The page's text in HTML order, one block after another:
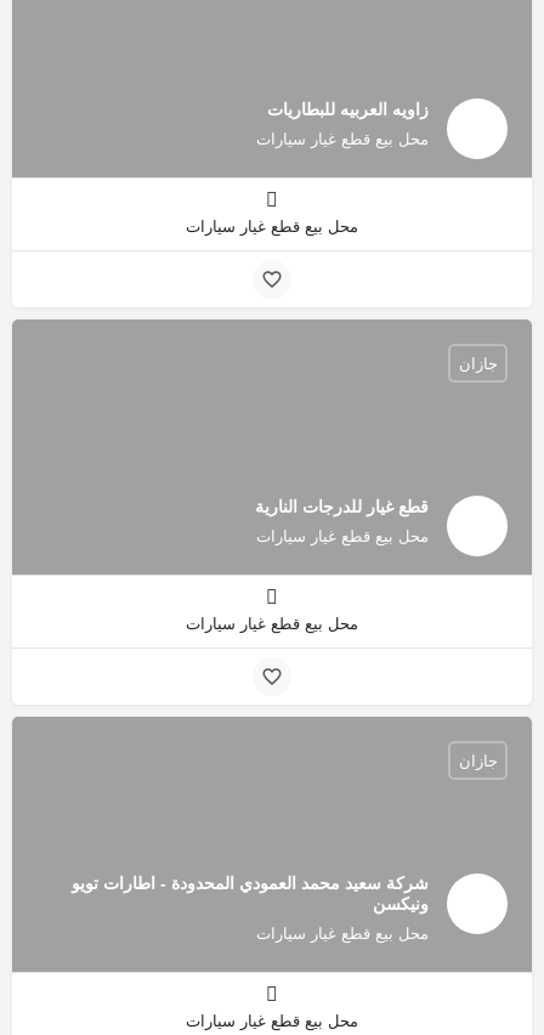
زاويه العربيه للبطاريات
محل بيع قطع غيار سيارات
محل بيع قطع غيار سيارات
قطع غيار للدرجات النارية
محل بيع قطع غيار سيارات
جازان
محل بيع قطع غيار سيارات
شركة سعيد محمد العمودي المحدودة - اطارات تويو
ونيكسن
محل بيع قطع غيار سيارات
جازان
محل بيع قطع غيار سيارات